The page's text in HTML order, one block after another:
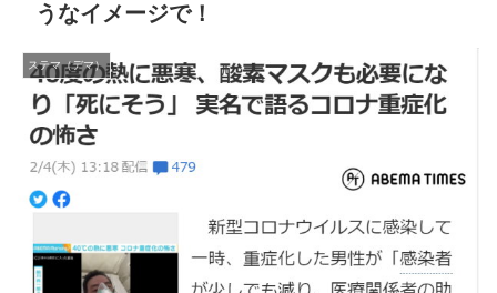
うなイメージで！
ステマ（デマ）